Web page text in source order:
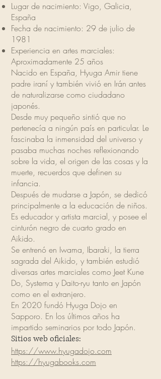
Lugar de nacimiento: Vigo, Galicia,
España
Fecha de nacimiento: 29 de julio de
1981
Experiencia en artes marciales:
Aproximadamente 25 años
Nacido en España, Hyuga Amir tiene
padre iraní y también vivió en Irán antes
de naturalizarse como ciudadano
japonés.
Desde muy pequeño sintió que no
pertenecía a ningún país en particular. Le
fascinaba la inmensidad del universo y
pasaba muchas noches reflexionando
sobre la vida, el origen de las cosas y la
muerte, recuerdos que definen su
infancia.
Después de mudarse a Japón, se dedicó
principalmente a la educación de niños.
Es educador y artista marcial, y posee el
cinturón negro de cuarto grado en
Aikido.
Se entrenó en Iwama, Ibaraki, la tierra
sagrada del Aikido, y también estudió
diversas artes marciales como Jeet Kune
Do, Systema y Daito-ryu tanto en Japón
como en el extranjero.
En 2020 fundó Hyuga Dojo en
Sapporo. En los últimos años ha
impartido seminarios por todo Japón.
Sitios web oficiales:
https://www.hyugadojo.com
https://hyugabooks.com